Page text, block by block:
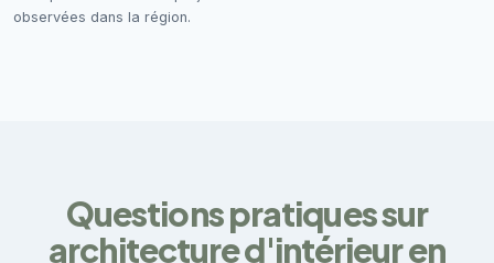
observées dans la région.
Questions pratiques sur
architecture d'intérieur en